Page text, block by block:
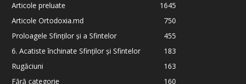
Articole preluate
1645
Articole Ortodoxia.md
750
Proloagele Sfinților și a Sfintelor
455
6. Acatiste închinate Sfinților și Sfintelor
183
Rugăciuni
163
Fără categorie
160